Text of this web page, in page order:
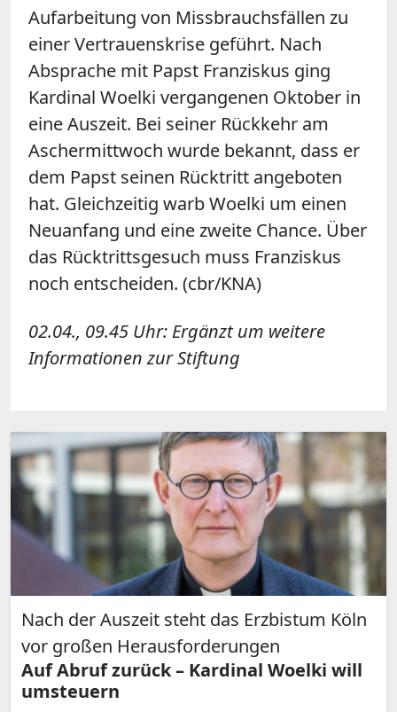
Aufarbeitung von Missbrauchsfällen zu
einer Vertrauenskrise geführt. Nach
Absprache mit Papst Franziskus ging
Kardinal Woelki vergangenen Oktober in
eine Auszeit. Bei seiner Rückkehr am
Aschermittwoch wurde bekannt, dass er
dem Papst seinen Rücktritt angeboten
hat. Gleichzeitig warb Woelki um einen
Neuanfang und eine zweite Chance. Über
das Rücktrittsgesuch muss Franziskus
noch entscheiden. (cbr/KNA)
02.04., 09.45 Uhr: Ergänzt um weitere
Informationen zur Stiftung
Nach der Auszeit steht das Erzbistum Köln
vor großen Herausforderungen
Auf Abruf zurück – Kardinal Woelki will
umsteuern